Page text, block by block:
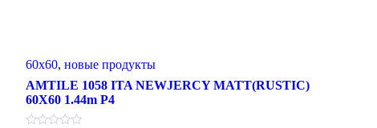
60x60,новые продукты
AMTILE 1058 ITA NEWJERCY MATT(RUSTIC)
60X60 1.44m P4